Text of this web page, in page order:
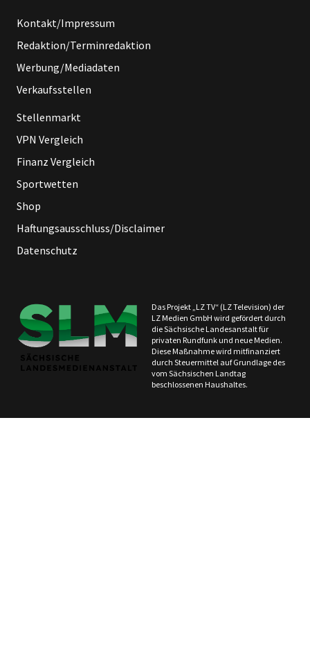
Kontakt/Impressum
Redaktion/Terminredaktion
Werbung/Mediadaten
Verkaufsstellen
Stellenmarkt
VPN Vergleich
Finanz Vergleich
Sportwetten
Shop
Haftungsausschluss/Disclaimer
Datenschutz
Das Projekt „LZ TV“ (LZ Television) der
LZ Medien GmbH wird gefördert durch
die Sächsische Landesanstalt für
privaten Rundfunk und neue Medien.
Diese Maßnahme wird mitfinanziert
durch Steuermittel auf Grundlage des
vom Sächsischen Landtag
beschlossenen Haushaltes.